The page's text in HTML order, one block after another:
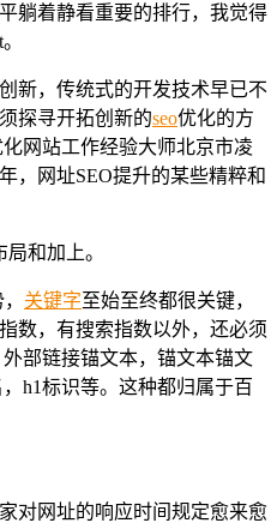
躺着静看重要的排行，我觉得
新，传统式的开发技术早已不
探寻开拓创新的seo优化的方
网站工作经验大师北京市凌
，网址SEO提升的某些精粹和
和加上。
关键字至始至终都很关键，
数，有搜索指数以外，还必须
部链接锚文本，锚文本锚文
h1标识等。这种都归属于百
。
对网址的响应时间规定愈来愈